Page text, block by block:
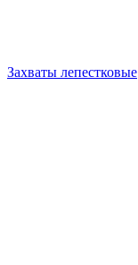
Захваты лепестковые